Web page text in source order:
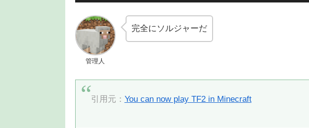
管理人
完全にソルジャーだ
引用元： You can now play TF2 in Minecraft